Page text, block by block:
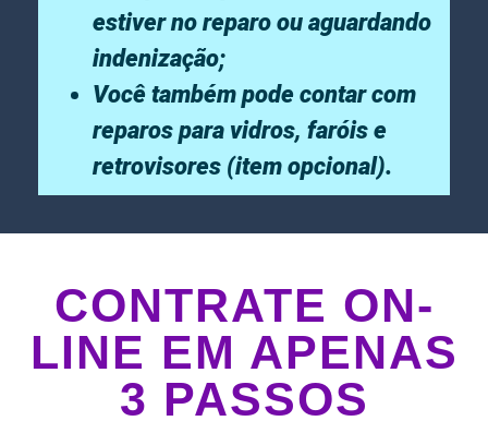
estiver no reparo ou aguardando
indenização;
Você também pode contar com
reparos para vidros, faróis e
retrovisores (item opcional).
CONTRATE ON-
LINE EM APENAS
3 PASSOS